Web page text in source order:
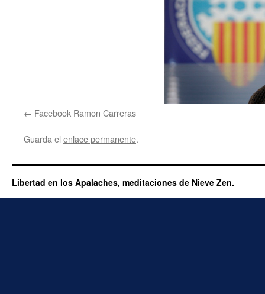
Facebook Ramon Carreras
Guarda el enlace permanente.
Libertad en los Apalaches, meditaciones de Nieve Zen.